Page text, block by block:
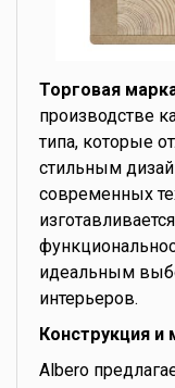
Торговая
производстве
типа, которые
стильным
современных
идеальным
интерьеров.
Конструкция и
Albero